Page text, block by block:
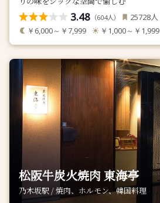
3.48 （604人） 25728人
￥6,000～￥7,999 ￥1,000～￥1,999
松阪牛炭火焼肉 東海亭
乃木坂駅 / 焼肉、ホルモン、韓国料理